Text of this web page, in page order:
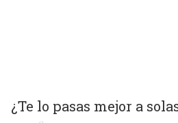
¿Te lo pasas mejor a